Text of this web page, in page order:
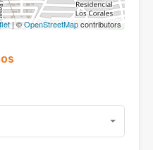
| ©OpenStreetMapcontributors